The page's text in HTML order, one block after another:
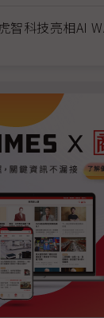
智科技亮相AI